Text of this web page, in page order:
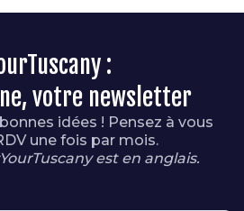
:
votre newsletter
idées ! Pensez à vous
une fois par mois.
est en anglais.